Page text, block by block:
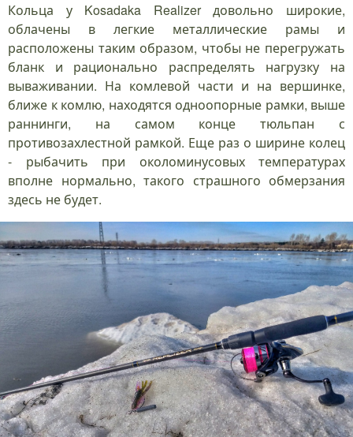
Кольца у Kosadaka Realizer довольно широкие,
облачены в легкие металлические рамы и
расположены таким образом, чтобы не перегружать
бланк и рационально распределять нагрузку на
вываживании. На комлевой части и на вершинке,
ближе к комлю, находятся одноопорные рамки, выше
раннинги, на самом конце тюльпан с
противозахлестной рамкой. Еще раз о ширине колец
- рыбачить при околоминусовых температурах
вполне нормально, такого страшного обмерзания
здесь не будет.